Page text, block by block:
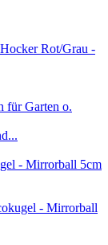
- Mirrorball 5cm
- Mirrorball